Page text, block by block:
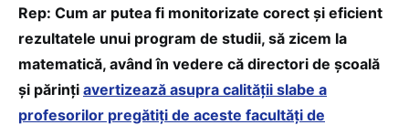
Rep: Cum ar putea fi monitorizate corect și eficient
rezultatele unui program de studii, să zicem la
matematică, având în vedere că directori de școală
și părinți avertizează asupra calității slabe a
profesorilor pregătiți de aceste facultăți de